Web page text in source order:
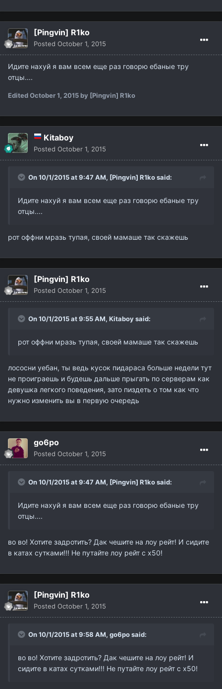
[Pingvin] R1ko
Posted October 1, 2015
Идите нахуй я вам всем еще раз говорю ебаные тру
отцы....
EditedOctober 1, 2015 by [Pingvin] R1ko
Kitaboy
Posted October 1, 2015
On 10/1/2015 at 9:47 AM, [Pingvin] R1kosaid:
Идите нахуй я вам всем еще раз говорю ебаные тру
отцы....
рот оффни мразь тупая, своей мамаше так скажешь
[Pingvin] R1ko
Posted October 1, 2015
On 10/1/2015 at 9:55 AM, Kitaboysaid:
рот оффни мразь тупая, своей мамаше так скажешь
лососни уебан, ты ведь кусок пидараса больше недели тут
не проиграешь и будешь дальше прыгать по серверам как
девушка легкого поведения, зато пиздеть о том как что
нужно изменить вы в первую очередь
go6po
Posted October 1, 2015
On 10/1/2015 at 9:47 AM, [Pingvin] R1kosaid:
Идите нахуй я вам всем еще раз говорю ебаные тру
отцы....
во во! Хотите задротить? Дак чешите на лоу рейт! И сидите
в катах сутками!!! Не путайте лоу рейт с х50!
[Pingvin] R1ko
Posted October 1, 2015
On 10/1/2015 at 9:58 AM, go6posaid:
во во! Хотите задротить? Дак чешите на лоу рейт! И
сидите в катах сутками!!! Не путайте лоу рейт с х50!